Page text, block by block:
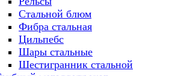
Стальной блюм
Фибра стальная
Цильпебс
Шары стальные
Шестигранник стальной